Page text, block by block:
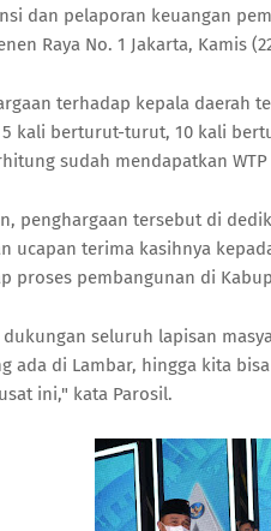
dan pelaporan keuangan
Raya No. 1 Jakarta, Kamis
terhadap kepala daerah
5 kali berturut-turut, 10 kali
sudah mendapatkan
penghargaan tersebut di
ucapan terima kasihnya
proses pembangunan di
dukungan seluruh lapisan
ada di Lambar, hingga kita
ini," kata Parosil.